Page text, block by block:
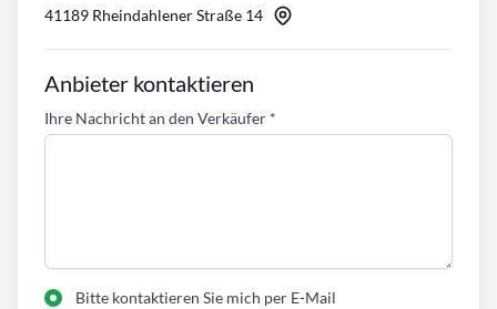
41189 Rheindahlener Straße 14
Anbieter kontaktieren
Ihre Nachricht an den Verkäufer *
Bitte kontaktieren Sie mich per E-Mail